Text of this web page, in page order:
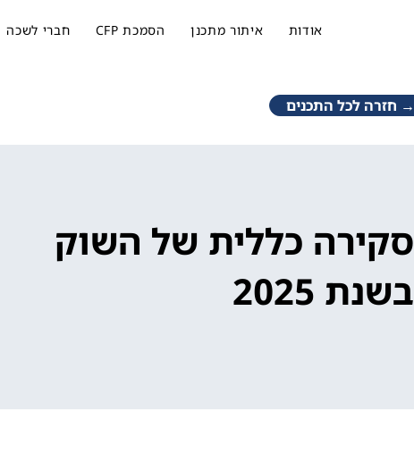
אודות איתור מתכנן הסמכת CFP חברי לשכה
→ חזרה לכל התכנים
סקירה כללית של השוק
בשנת 2025